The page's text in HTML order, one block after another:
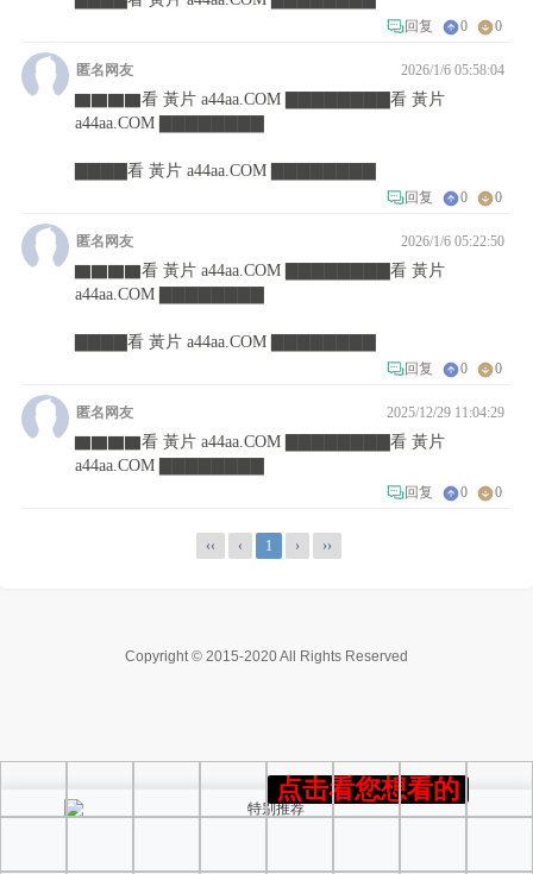
Copyright © 2015-2020 All Rights Reserved
点击看您想看的